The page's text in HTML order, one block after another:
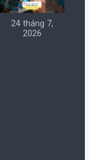
24 tháng 7,
2026